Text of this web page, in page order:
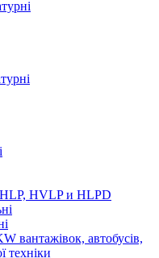
HLP, HVLP и HLPD
вантажівок, автобусів,
техніки